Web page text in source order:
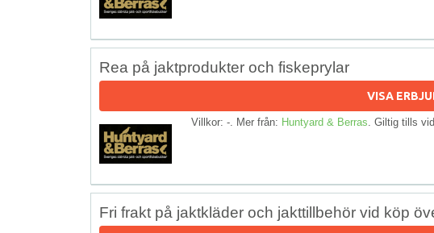
Rea på jaktprodukter och fiskeprylar
VISA
Villkor: -. Mer från: Huntyard & Berras . Giltig tills
Fri frakt på jaktkläder och jakttillbehör vid köp